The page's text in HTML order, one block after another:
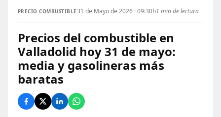
PRECIO COMBUSTIBLE31 de Mayo de 2026 · 09:30h1 min de lectura
Precios del combustible en
Valladolid hoy 31 de mayo:
media y gasolineras más
baratas